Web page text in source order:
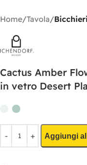
Home Tavola Bicchieri
Cactus Amber
in vetro Desert
Aggiungi